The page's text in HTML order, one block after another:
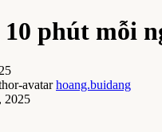
phút mỗi
hoang.buidang
2025